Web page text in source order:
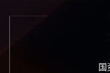
国